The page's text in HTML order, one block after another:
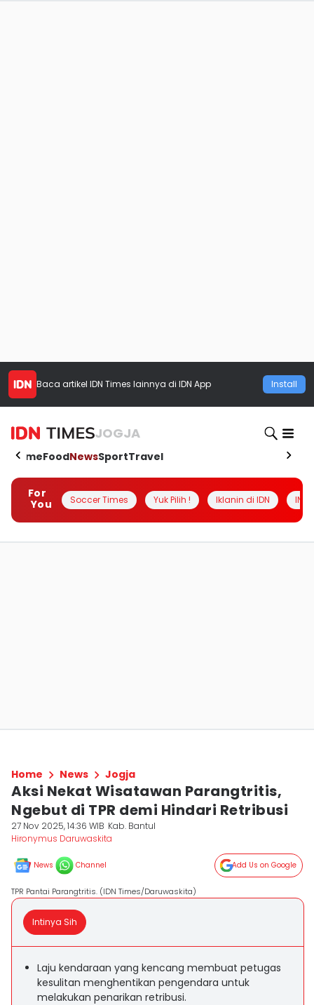
Baca artikel IDN Times lainnya di IDN App Install
JOGJA
HomeFoodNewsSportTravel
For
You
Soccer Times Yuk Pilih ! Iklanin di IDN
Home News Jogja
Aksi Nekat Wisatawan Parangtritis,
Ngebut di TPR demi Hindari Retribusi
27 Nov 2025, 14:36 WIB Kab. Bantul
Hironymus Daruwaskita
News Channel Add Us on Google
TPR Pantai Parangtritis. (IDN Times/Daruwaskita)
Intinya Sih
Laju kendaraan yang kencang membuat petugas
kesulitan menghentikan pengendara untuk
melakukan penarikan retribusi.